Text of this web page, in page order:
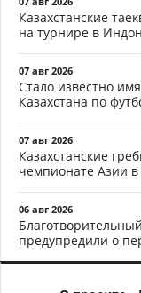
Казахстанские
на турнире в
07 авг 2026
Стало известно
Казахстана по
07 авг 2026
Казахстанские
чемпионате Азии
06 авг 2026
предупредили о